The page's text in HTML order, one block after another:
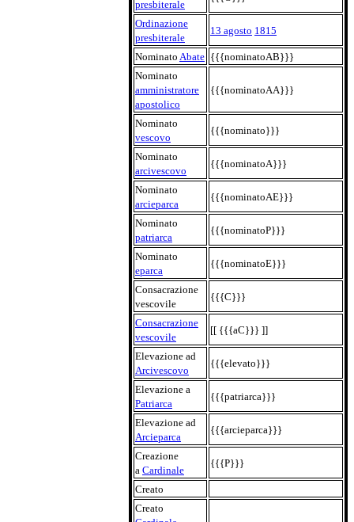
presbiterale
Ordinazione
presbiterale
13 agosto 1815
Nominato Abate {{{nominatoAB}}}
Nominato
amministratore
apostolico
{{{nominatoAA}}}
Nominato
vescovo
{{{nominato}}}
Nominato
arcivescovo
{{{nominatoA}}}
Nominato
arcieparca
{{{nominatoAE}}}
Nominato
patriarca
{{{nominatoP}}}
Nominato
eparca
{{{nominatoE}}}
Consacrazione
vescovile
{{{C}}}
Consacrazione
vescovile
[[ {{{aC}}} ]]
Elevazione ad
Arcivescovo
{{{elevato}}}
Elevazione a
Patriarca
{{{patriarca}}}
Elevazione ad
Arcieparca
{{{arcieparca}}}
Creazione
a Cardinale
{{{P}}}
Creato
Creato